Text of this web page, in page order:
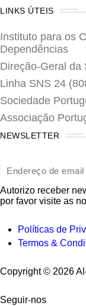
LINKS ÚTEIS
Instituto para os
Dependências
Direção-Geral da
Linha SNS 24
Sociedade
Associação
NEWSLETTER
Autorizo ​​receber
por favor visite as
Políticas de
Termos &
Copyright © 2026
Seguir-nos